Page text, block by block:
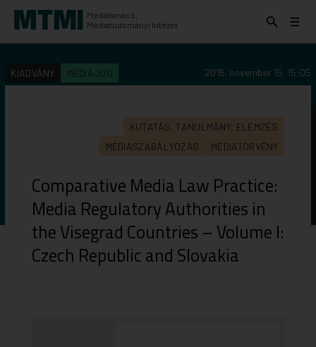
Médiatanács,
Médiatudományi Intézet
KERESÉS AZ INTÉZET ANYAGAI KÖZÖTT
Keresés
Menü
KIADVÁNY MÉDIAJOG 2016. november 15. 15:05
KUTATÁS, TANULMÁNY, ELEMZÉS
MÉDIASZABÁLYOZÁS
MÉDIATÖRVÉNY
Comparative Media Law Practice:
Media Regulatory Authorities in
the Visegrad Countries – Volume I:
Czech Republic and Slovakia